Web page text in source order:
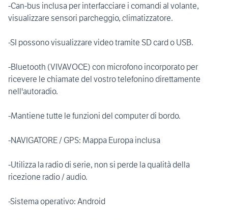
-Can-bus inclusa per interfacciare i comandi al volante,
visualizzare sensori parcheggio, climatizzatore.
-SI possono visualizzare video tramite SD card o USB.
-Bluetooth (VIVAVOCE) con microfono incorporato per
ricevere le chiamate del vostro telefonino direttamente
nell'autoradio.
-Mantiene tutte le funzioni del computer di bordo.
-NAVIGATORE / GPS: Mappa Europa inclusa
-Utilizza la radio di serie, non si perde la qualità della
ricezione radio / audio.
-Sistema operativo: Android